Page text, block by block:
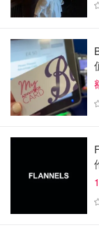
图片
这部作为《星球
领玩家再次回到
的愈发绝望的战
式，还加入了悬
线，星战迷们千